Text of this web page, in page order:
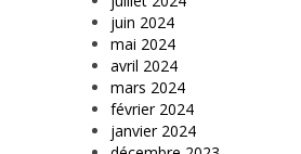
juin 2024
mai 2024
avril 2024
mars 2024
février 2024
janvier 2024